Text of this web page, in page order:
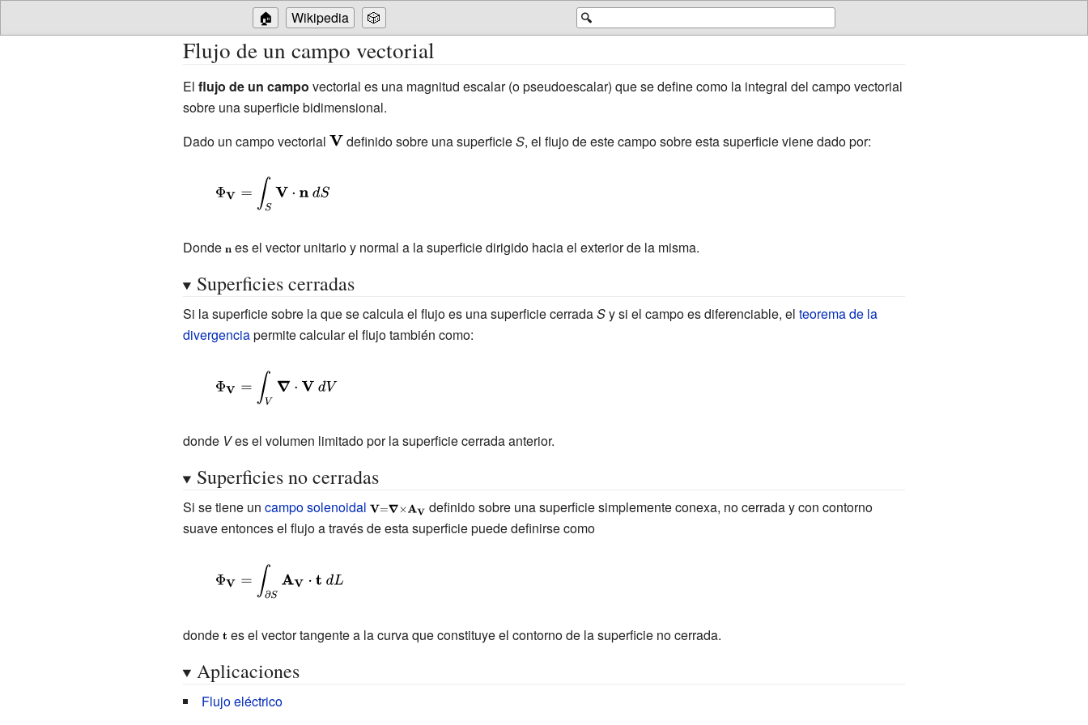
🔍
🏠 Wikipedia 🎲
Flujo de un campo vectorial
El flujo de un campo vectorial es una magnitud escalar (o pseudoescalar) que se define como la integral del campo vectorial
sobre una superficie bidimensional.
Dado un campo vectorial {\displaystyle
definido sobre una superficieS, el flujo de este campo sobre esta superficie viene dado por:
{\displaystyle
{V} }=\int
_{S}\mathbf
{V} \cdot
\mathbf {n} \
Donde{\displaystyle
\mathbf {n} }
es el vector unitario y normal a la superficie dirigido hacia el exterior de la misma.
Superficies cerradas
Si la superficie sobre la que se calcula el flujo es una superficie cerradaSy si el campo es diferenciable, el teorema de la
divergenciapermite calcular el flujo también como:
{\displaystyle
{V} }=\int
_{V}
{\nabla
\mathbf {V} \
dV}
donde Ves el volumen limitado por la superficie cerrada anterior.
Superficies no cerradas
Si se tiene un campo solenoidal {\displaystyle
\scriptstyle
\mathbf {A}
definido sobre una superficie simplemente conexa, no cerrada y con contorno
suave entonces el flujo a través de esta superficie puede definirse como
{\displaystyle
{V} }=\int
_{\partial
S}\mathbf
{A}
donde{\displaystyle
\mathbf {t} }
es el vector tangente a la curva que constituye el contorno de la superficie no cerrada.
Aplicaciones
Flujo eléctrico